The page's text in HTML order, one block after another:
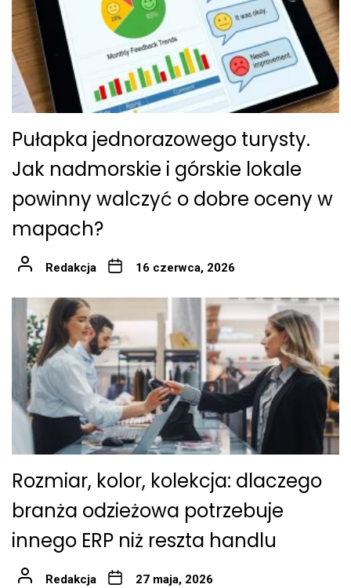
Pułapka jednorazowego turysty.
Jak nadmorskie i górskie lokale
powinny walczyć o dobre oceny w
mapach?
Redakcja 16 czerwca, 2026
Rozmiar, kolor, kolekcja: dlaczego
branża odzieżowa potrzebuje
innego ERP niż reszta handlu
Redakcja 27 maja, 2026